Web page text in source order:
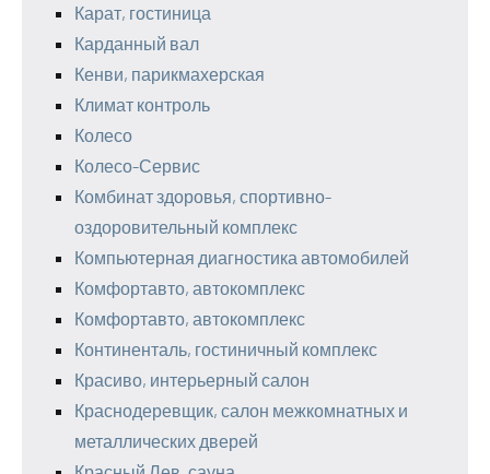
Карат, гостиница
Карданный вал
Кенви, парикмахерская
Климат контроль
Колесо
Колесо-Сервис
Комбинат здоровья, спортивно-
оздоровительный комплекс
Компьютерная диагностика автомобилей
Комфортавто, автокомплекс
Комфортавто, автокомплекс
Континенталь, гостиничный комплекс
Красиво, интерьерный салон
Краснодеревщик, салон межкомнатных и
металлических дверей